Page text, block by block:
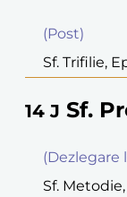
(Post)
Sf. Trifilie,
14 J Sf.
(Dezlegare
Sf.